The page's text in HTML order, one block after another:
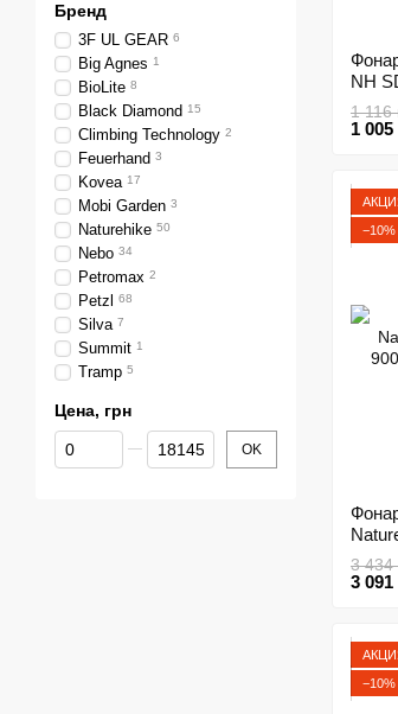
NH
1 116
1 005
−10%
3 434
3 091
−10%
Бренд
3F UL GEAR 6
Big Agnes 1
BioLite 8
Black Diamond 15
Climbing Technology 2
Feuerhand 3
Kovea 17
Mobi Garden 3
Naturehike 50
Nebo 34
Petromax 2
Petzl 68
Silva 7
Summit 1
Tramp 5
Цена, грн
От Цена, грн
До Цена, грн OK